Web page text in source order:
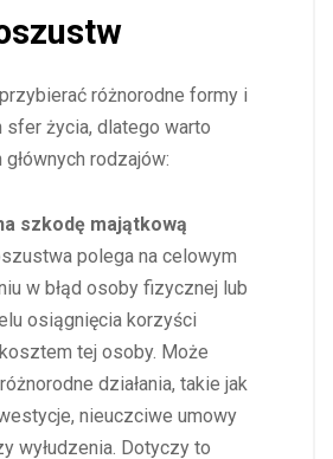
różnorodne formy i
sfer życia, dlatego warto
rodzajów:
szkodę majątkową
polega na celowym
w błąd osoby fizycznej lub
osiągnięcia korzyści
tej osoby. Może
działania, takie jak
nieuczciwe umowy
wyłudzenia. Dotyczy to